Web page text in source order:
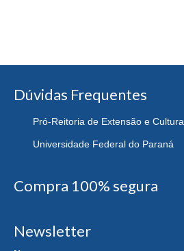
Dúvidas Frequentes
Pró-Reitoria de Extensão e Cultura
Universidade Federal do Paraná
Compra 100% segura
Newsletter